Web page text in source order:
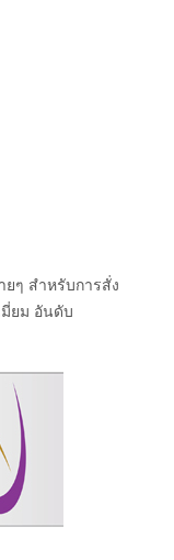
ๆ สำหรับการสั่ง
ยม อันดับ